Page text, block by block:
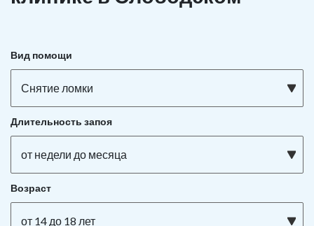
Вид помощи
Снятие ломки
Длительность запоя
от недели до месяца
Возраст
от 14 до 18 лет